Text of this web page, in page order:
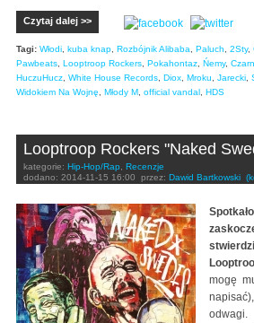
Czytaj dalej >>
Tagi: Włodi kuba knap Rozbójnik Alibaba Paluch 2Sty,
Pawbeats Looptroop Rockers Pokahontaz Ńemy,
HuczuHucz White House Records Diox Mroku Jarecki
Widokiem Na Wojnę
Młody M official vandal HDS
Looptroop Rockers "Naked
kategorie: Hip-Hop/Rap
Recenzje
dodano: 2014-11-15 16:00 przez: Dawid Bartkowski
mogę